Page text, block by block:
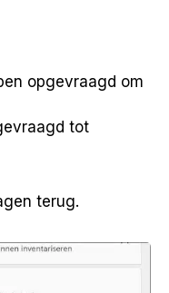
opgevraagd om
tot
terug.